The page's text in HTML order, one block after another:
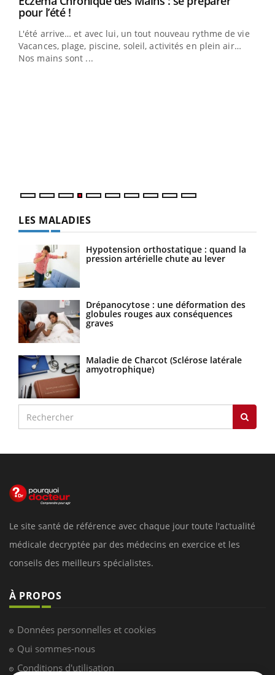
pour l’été !Youtube
L'été arrive… et avec lui, un tout nouveau rythme de vie !
Vacances, plage, piscine, soleil, activités en plein air…
Nos mains sont ...
LES MALADIES
Hypotension orthostatique : quand la
pression artérielle chute au lever
Drépanocytose : une déformation des
globules rouges aux conséquences
graves
Maladie de Charcot (Sclérose latérale
amyotrophique)
Le site santé de référence avec chaque jour toute l'actualité
médicale decryptée par des médecins en exercice et les
conseils des meilleurs spécialistes.
À PROPOS
Données personnelles et cookies
Qui sommes-nous
Conditions d'utilisation